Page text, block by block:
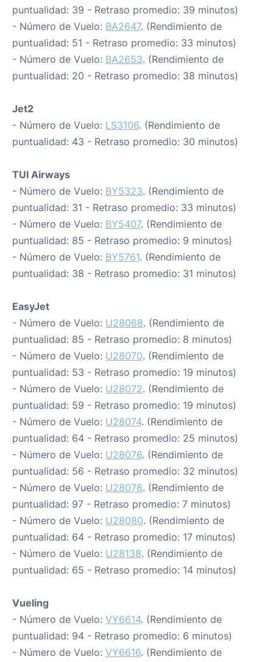
puntualidad: 39 - Retraso promedio: 39 minutos)
- Número de Vuelo: BA2647. (Rendimiento de
puntualidad: 51 - Retraso promedio: 33 minutos)
- Número de Vuelo: BA2653. (Rendimiento de
puntualidad: 20 - Retraso promedio: 38 minutos)
Jet2
- Número de Vuelo: LS3106. (Rendimiento de
puntualidad: 43 - Retraso promedio: 30 minutos)
TUI Airways
- Número de Vuelo: BY5323. (Rendimiento de
puntualidad: 31 - Retraso promedio: 33 minutos)
- Número de Vuelo: BY5407. (Rendimiento de
puntualidad: 85 - Retraso promedio: 9 minutos)
- Número de Vuelo: BY5761. (Rendimiento de
puntualidad: 38 - Retraso promedio: 31 minutos)
EasyJet
- Número de Vuelo: U28068. (Rendimiento de
puntualidad: 85 - Retraso promedio: 8 minutos)
- Número de Vuelo: U28070. (Rendimiento de
puntualidad: 53 - Retraso promedio: 19 minutos)
- Número de Vuelo: U28072. (Rendimiento de
puntualidad: 59 - Retraso promedio: 19 minutos)
- Número de Vuelo: U28074. (Rendimiento de
puntualidad: 64 - Retraso promedio: 25 minutos)
- Número de Vuelo: U28076. (Rendimiento de
puntualidad: 56 - Retraso promedio: 32 minutos)
- Número de Vuelo: U28078. (Rendimiento de
puntualidad: 97 - Retraso promedio: 7 minutos)
- Número de Vuelo: U28080. (Rendimiento de
puntualidad: 64 - Retraso promedio: 17 minutos)
- Número de Vuelo: U28138. (Rendimiento de
puntualidad: 65 - Retraso promedio: 14 minutos)
Vueling
- Número de Vuelo: VY6614. (Rendimiento de
puntualidad: 94 - Retraso promedio: 6 minutos)
- Número de Vuelo: VY6616. (Rendimiento de